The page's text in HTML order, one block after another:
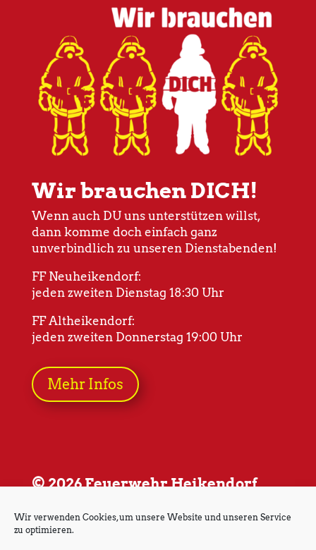
Wir verwenden Cookies, um unsere Website und unseren Service
zu optimieren.
Wir brauchen DICH!
Wenn auch DU uns unterstützen willst,
dann komme doch einfach ganz
unverbindlich zu unseren Dienstabenden!
FF Neuheikendorf:
jeden zweiten Dienstag 18:30 Uhr
FF Altheikendorf:
jeden zweiten Donnerstag 19:00 Uhr
Mehr Infos
© 2026 Feuerwehr Heikendorf